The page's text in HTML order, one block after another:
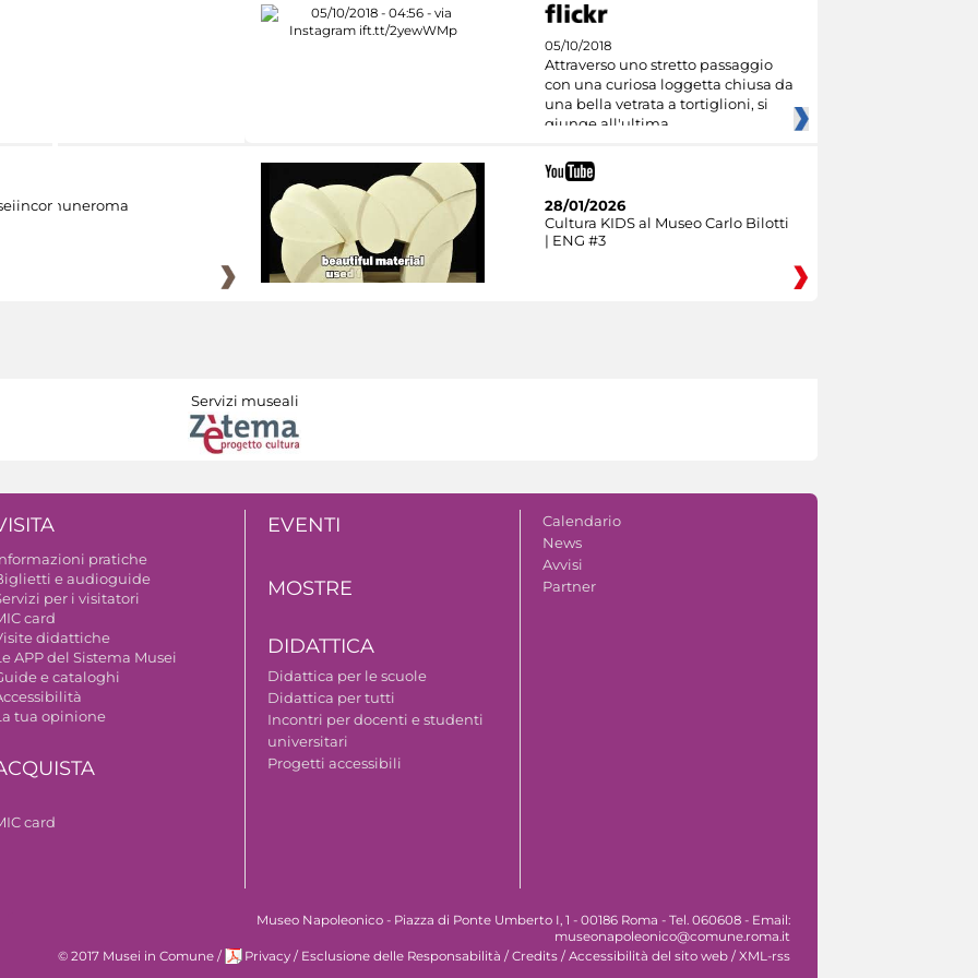
05/10/2018
Attraverso uno stretto passaggio
con una curiosa loggetta chiusa da
una bella vetrata a tortiglioni, si
giunge all'ultima
28/01/2026
Cultura KIDS al Museo Carlo Bilotti
| ENG #3
Servizi museali
pratiche
e audioguide
per i visitatori
card
didattiche
APP del Sistema Musei
e cataloghi
tua opinione
card
EVENTI
MOSTRE
DIDATTICA
Didattica per le scuole
Didattica per tutti
Incontri per docenti e studenti
universitari
Progetti accessibili
Calendario
News
Avvisi
Partner
Museo Napoleonico - Piazza di Ponte Umberto I, 1 - 00186 Roma - Tel. 060608 - Email:
museonapoleonico@comune.roma.it
© 2017 Musei in Comune / Privacy / Esclusione delle Responsabilità / Credits / Accessibilità del sito web / XML-rss